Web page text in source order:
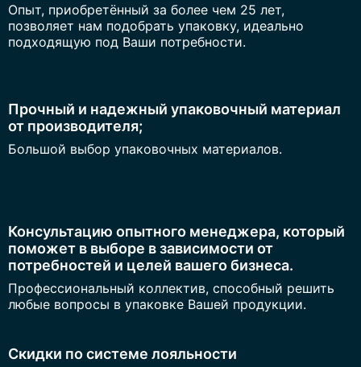
Опыт, приобретённый за более чем 25 лет,
позволяет нам подобрать упаковку, идеально
подходящую под Ваши потребности.
Прочный и надежный упаковочный материал
от производителя;
Большой выбор упаковочных материалов.
Консультацию опытного менеджера, который
поможет в выборе в зависимости от
потребностей и целей вашего бизнеса.
Профессиональный коллектив, способный решить
любые вопросы в упаковке Вашей продукции.
Скидки по системе лояльности